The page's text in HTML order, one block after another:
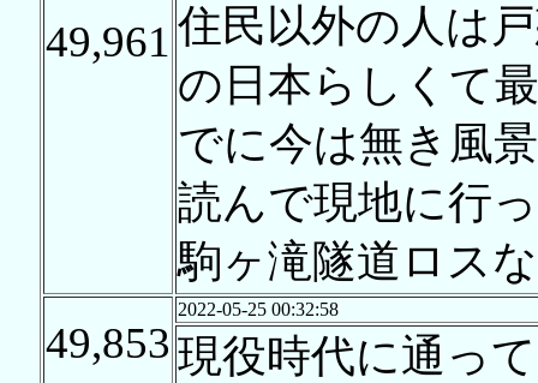
49,961住民以外の人は
の日本らしくて
でに今は無き風
読んで現地に行
駒ヶ滝隧道ロス
49,853
2022-05-25 00:32:58
現役時代に通っ